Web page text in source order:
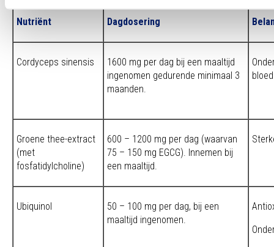
Nutriënt Dagdosering
Cordyceps sinensis
1600 mg per dag bij een maaltijd
ingenomen gedurende minimaal 3
maanden.
Groene thee-extract
(met
fosfatidylcholine)
600 – 1200 mg per dag (waarvan
75 – 150 mg EGCG). Innemen bij
een maaltijd.
Ubiquinol
50 – 100 mg per dag, bij een
maaltijd ingenomen.